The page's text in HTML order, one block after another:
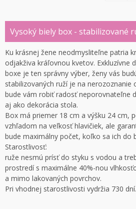
Vysoký biely box - stabilizované
Ku krásnej žene neodmysliteľne patria
odjakživa kráľovnou kvetov. Exkluzívne
boxe je ten správny výber, ženy vás
stabilizovaných ruží je na nerozoznanie
bude vám robiť radosť neporovnateľne
aj ako dekorácia stola.
Box má priemer 18 cm a výšku 24 cm,
vzhľadom na veľkosť hlavičiek, ale
bude maximálny počet, koľko sa ich do
Starostlivosť:
ruže nesmú prísť do styku s vodou a
prostredí s maximálne 40%-nou
a mimo lakovaných povrchov.
Pri vhodnej starostlivosti vydržia 730 dní.